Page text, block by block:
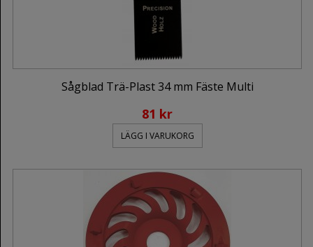
Sågblad Trä-Plast 34 mm Fäste Multi
81 kr
LÄGG I VARUKORG